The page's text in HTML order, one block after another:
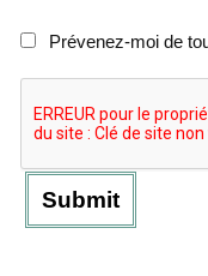
Prévenez-moi de